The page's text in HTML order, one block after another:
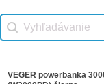
Vhodné
Search content
VEGER powerbanka